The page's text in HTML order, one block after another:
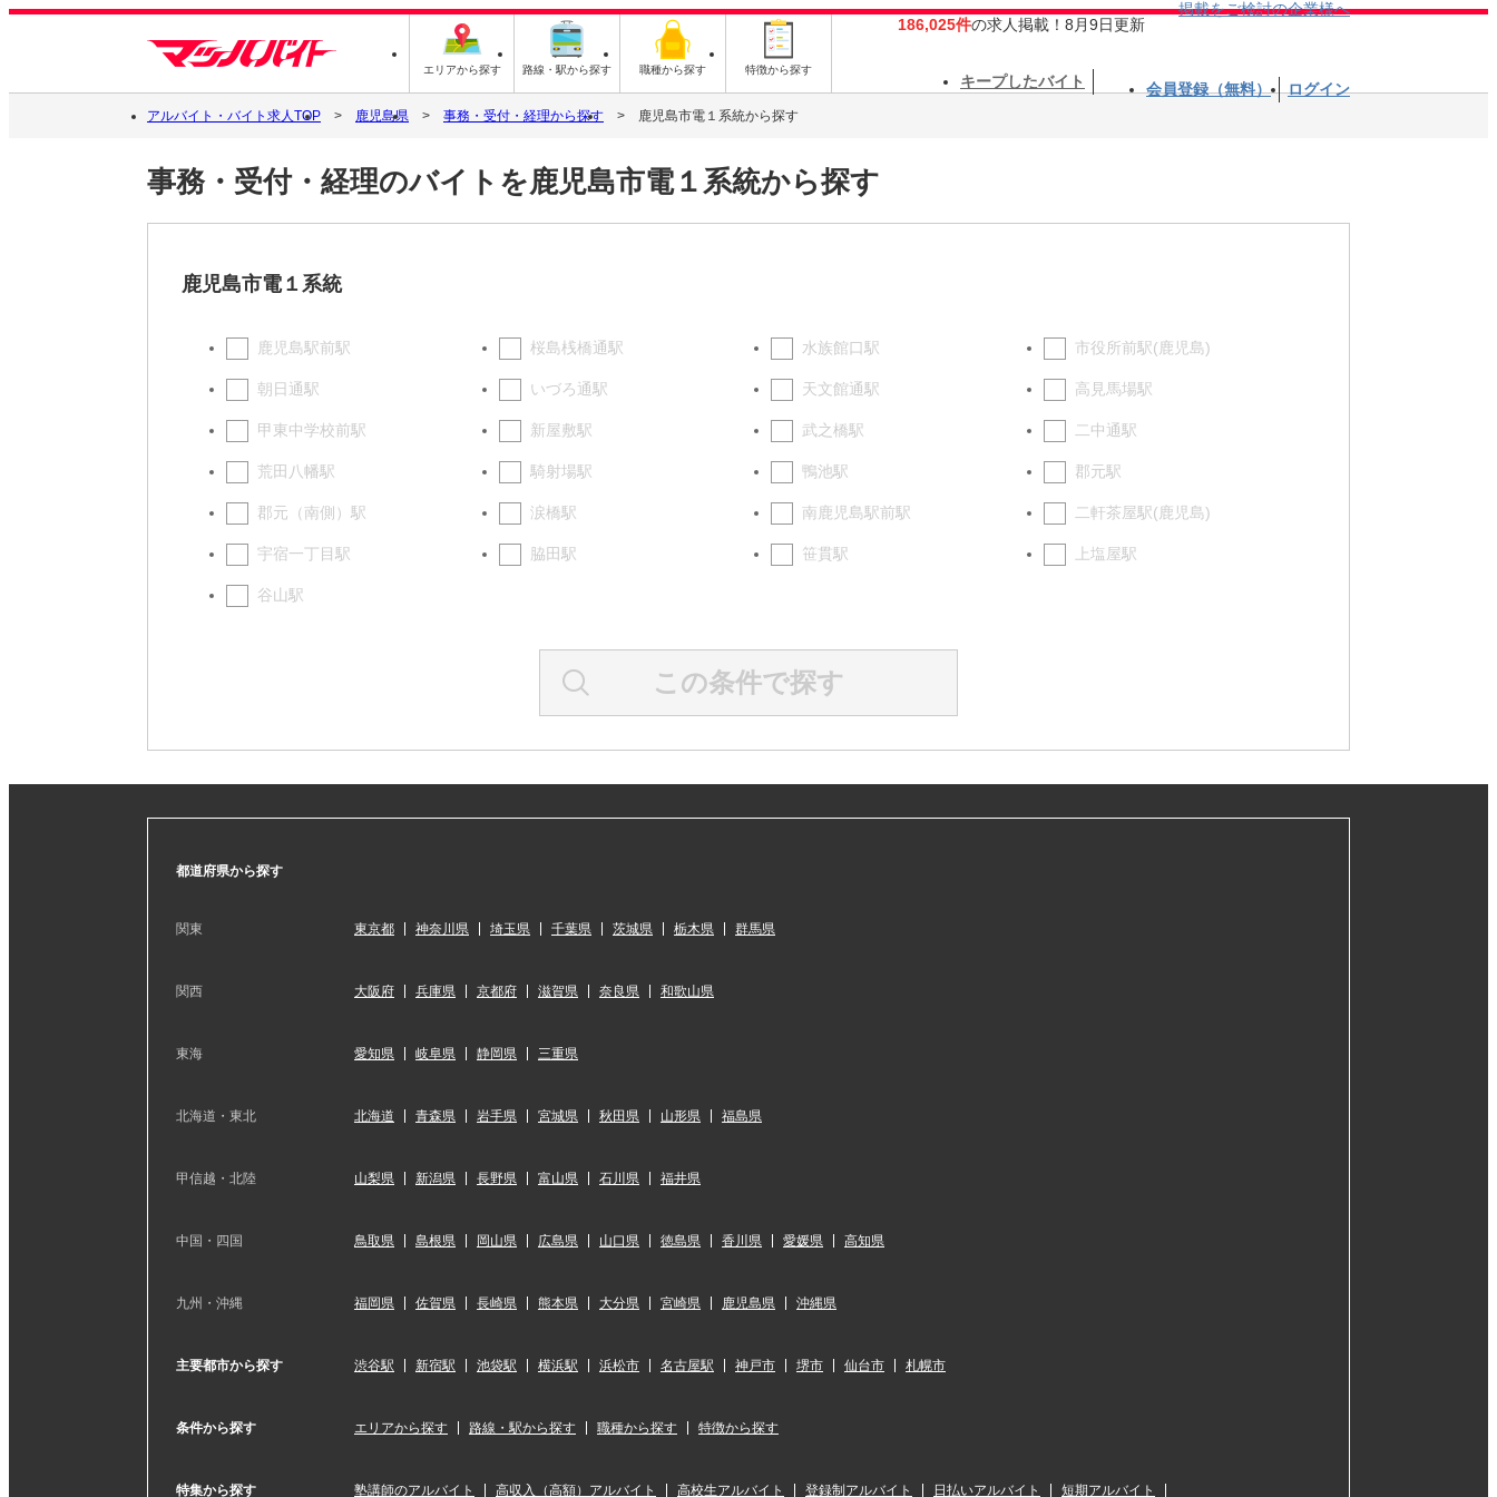
エリアから探す 路線・駅から探す 職種から探す 特徴から探す
186,025件の求人掲載！8月9日更新
掲載をご検討の企業様へ
キープしたバイト 会員登録（無料） ログイン
アルバイト・バイト求人TOP 鹿児島県 事務・受付・経理から探す 鹿児島市電１系統から探す
事務・受付・経理のバイトを鹿児島市電１系統から探す
鹿児島市電１系統
鹿児島駅前駅 桜島桟橋通駅 水族館口駅 市役所前駅(鹿児島)
朝日通駅 いづろ通駅 天文館通駅 高見馬場駅
甲東中学校前駅 新屋敷駅 武之橋駅 二中通駅
荒田八幡駅 騎射場駅 鴨池駅 郡元駅
郡元（南側）駅 涙橋駅 南鹿児島駅前駅 二軒茶屋駅(鹿児島)
宇宿一丁目駅 脇田駅 笹貫駅 上塩屋駅
谷山駅
この条件で探す
都道府県から探す
関東 東京都 神奈川県 埼玉県 千葉県 茨城県 栃木県 群馬県
関西 大阪府 兵庫県 京都府 滋賀県 奈良県 和歌山県
東海 愛知県 岐阜県 静岡県 三重県
北海道・東北 北海道 青森県 岩手県 宮城県 秋田県 山形県 福島県
甲信越・北陸 山梨県 新潟県 長野県 富山県 石川県 福井県
中国・四国 鳥取県 島根県 岡山県 広島県 山口県 徳島県 香川県 愛媛県 高知県
九州・沖縄 福岡県 佐賀県 長崎県 熊本県 大分県 宮崎県 鹿児島県 沖縄県
主要都市から探す 渋谷駅 新宿駅 池袋駅 横浜駅 浜松市 名古屋駅 神戸市 堺市 仙台市 札幌市
条件から探す エリアから探す 路線・駅から探す 職種から探す 特徴から探す
特集から探す 塾講師のアルバイト 高収入（高額）アルバイト 高校生アルバイト 登録制アルバイト 日払いアルバイト 短期アルバイト